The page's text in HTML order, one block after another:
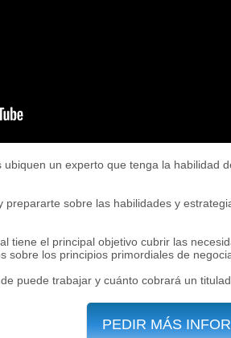
un experto que tenga la
sobre las habilidades y
tiene el principal objetivo cubrir las
sobre los principios primordiales de
puede trabajar y cuánto cobrará un
PEDIR MÁS